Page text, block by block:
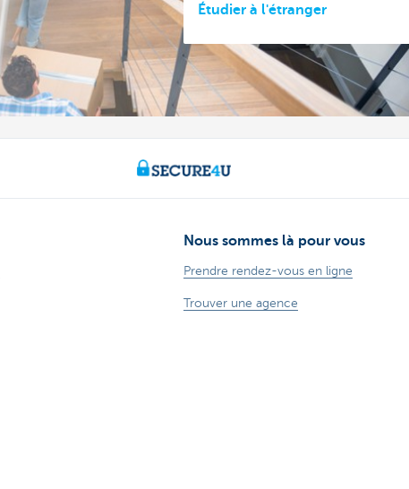
Étudier à l'étranger
Nous sommes là pour vous
Prendre rendez-vous en ligne
Trouver une agence